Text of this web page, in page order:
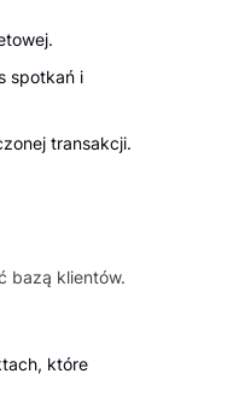
spotkań i
transakcji.
bazą klientów.
które